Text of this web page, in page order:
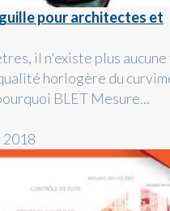
pour architectes et
il n'existe plus
horlogère du
BLET Mesure...
2018